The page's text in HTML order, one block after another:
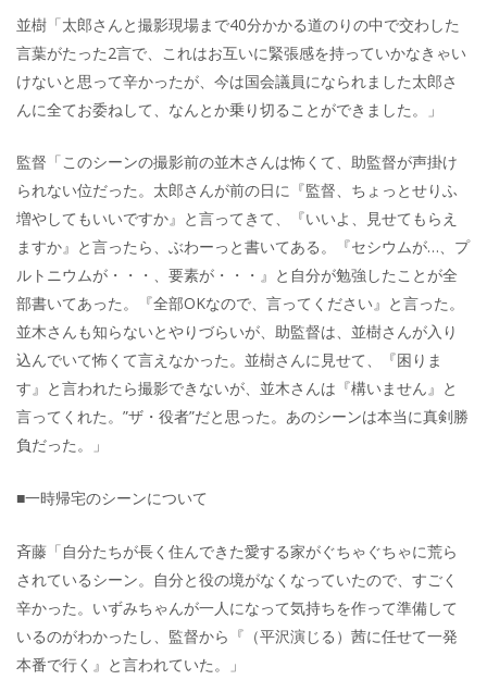
並樹「太郎さんと撮影現場まで40分かかる道のりの中で交わした
言葉がたった2言で、これはお互いに緊張感を持っていかなきゃい
けないと思って辛かったが、今は国会議員になられました太郎さ
んに全てお委ねして、なんとか乗り切ることができました。」
監督「このシーンの撮影前の並木さんは怖くて、助監督が声掛け
られない位だった。太郎さんが前の日に『監督、ちょっとせりふ
増やしてもいいですか』と言ってきて、『いいよ、見せてもらえ
ますか』と言ったら、ぶわーっと書いてある。『セシウムが…、プ
ルトニウムが・・・、要素が・・・』と自分が勉強したことが全
部書いてあった。『全部OKなので、言ってください』と言った。
並木さんも知らないとやりづらいが、助監督は、並樹さんが入り
込んでいて怖くて言えなかった。並樹さんに見せて、『困りま
す』と言われたら撮影できないが、並木さんは『構いません』と
言ってくれた。”ザ・役者”だと思った。あのシーンは本当に真剣勝
負だった。」
■一時帰宅のシーンについて
斉藤「自分たちが長く住んできた愛する家がぐちゃぐちゃに荒ら
されているシーン。自分と役の境がなくなっていたので、すごく
辛かった。いずみちゃんが一人になって気持ちを作って準備して
いるのがわかったし、監督から『（平沢演じる）茜に任せて一発
本番で行く』と言われていた。」